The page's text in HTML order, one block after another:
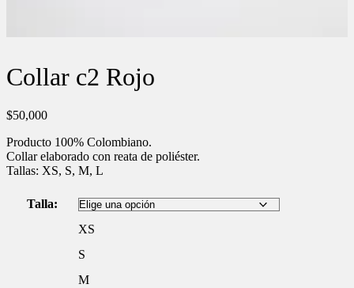
Collar c2 Rojo
$50,000
Producto 100% Colombiano.
Collar elaborado con reata de poliéster.
Tallas: XS, S, M, L
Talla:
XS
S
M